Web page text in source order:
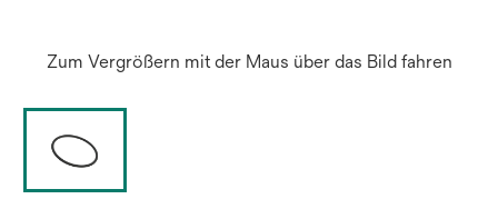
Zum Vergrößern mit der Maus über das Bild fahren